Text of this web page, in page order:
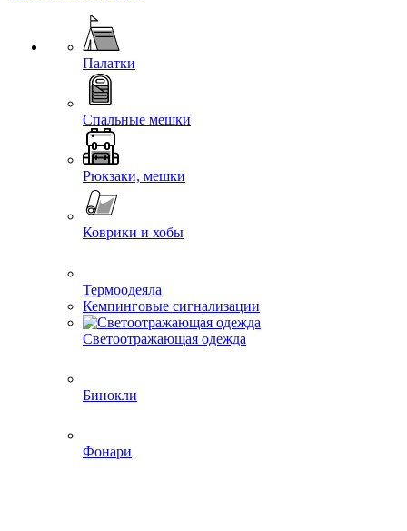
Палатки
Спальные мешки
Рюкзаки, мешки
Коврики и хобы
Термоодеяла
Кемпинговые сигнализации
Светоотражающая одежда
Бинокли
Фонари